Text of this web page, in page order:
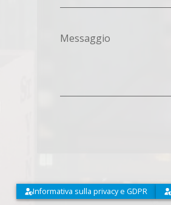
Messaggio
Informativa sulla privacy e GDPR